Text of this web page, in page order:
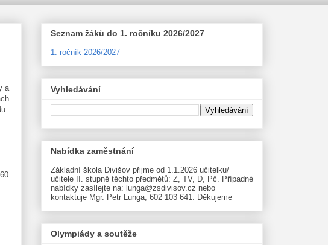
a
Seznam žáků do 1. ročníku 2026/2027
1. ročník 2026/2027
Vyhledávání
Nabídka zaměstnání
Základní škola Divišov přijme od 1.1.2026 učitelku/
učitele II. stupně těchto předmětů: Z, TV, D, Pč. Případné
nabídky zasílejte na: lunga@zsdivisov.cz nebo
kontaktuje Mgr. Petr Lunga, 602 103 641. Děkujeme
Olympiády a soutěže